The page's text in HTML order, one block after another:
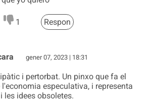
1 Respon
gener 07, 2023 | 18:31
i pertorbat. Un pinxo que fa el
l'economia especulativa, i representa
les idees obsoletes.